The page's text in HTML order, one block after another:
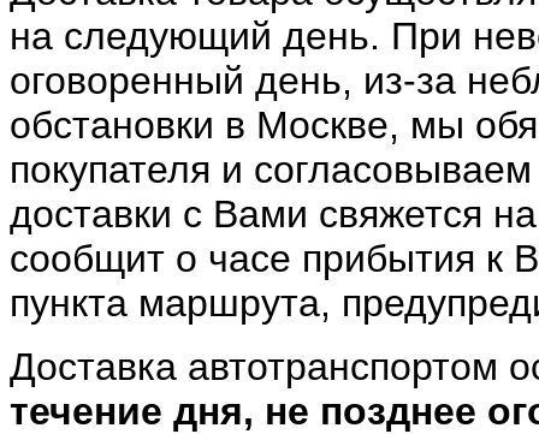
на следующий день. При
оговоренный день, из-за
обстановки в Москве, мы
покупателя и
доставки с Вами свяжется
сообщит о часе прибытия к
пункта маршрута,
Доставка автотранспортом
течение дня, не позднее